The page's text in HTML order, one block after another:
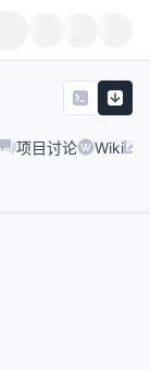
项目讨论 Wiki